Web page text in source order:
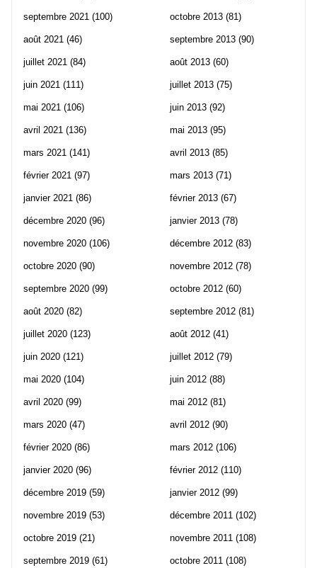
septembre 2021 (100)
août 2021 (46)
juillet 2021 (84)
juin 2021 (111)
mai 2021 (106)
avril 2021 (136)
mars 2021 (141)
février 2021 (97)
janvier 2021 (86)
décembre 2020 (96)
novembre 2020 (106)
octobre 2020 (90)
septembre 2020 (99)
août 2020 (82)
juillet 2020 (123)
juin 2020 (121)
mai 2020 (104)
avril 2020 (99)
mars 2020 (47)
février 2020 (86)
janvier 2020 (96)
décembre 2019 (59)
novembre 2019 (53)
octobre 2019 (21)
septembre 2019 (61)
octobre 2013 (81)
septembre 2013 (90)
août 2013 (60)
juillet 2013 (75)
juin 2013 (92)
mai 2013 (95)
avril 2013 (85)
mars 2013 (71)
février 2013 (67)
janvier 2013 (78)
décembre 2012 (83)
novembre 2012 (78)
octobre 2012 (60)
septembre 2012 (81)
août 2012 (41)
juillet 2012 (79)
juin 2012 (88)
mai 2012 (81)
avril 2012 (90)
mars 2012 (106)
février 2012 (110)
janvier 2012 (99)
décembre 2011 (102)
novembre 2011 (108)
octobre 2011 (108)